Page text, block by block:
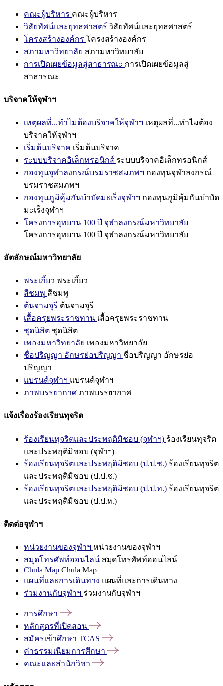
คณะผู้บริหาร คณะผู้บริหาร
วิสัยทัศน์และยุทธศาสตร์ วิสัยทัศน์และยุทธศาสตร์
โครงสร้างองค์กร โครงสร้างองค์กร
สภามหาวิทยาลัย สภามหาวิทยาลัย
การเปิดเผยข้อมูลสู่สาธารณะ การเปิดเผยข้อมูลสู่
สาธารณะ
บริจาคให้จุฬาฯ
เหตุผลที่...ทำไมต้องบริจาคให้จุฬาฯ เหตุผลที่...ทำไมต้อง
บริจาคให้จุฬาฯ
เริ่มต้นบริจาค เริ่มต้นบริจาค
ระบบบริจาคอิเล็กทรอนิกส์ ระบบบริจาคอิเล็กทรอนิกส์
กองทุนจุฬาลงกรณ์บรมราชสมภพฯ กองทุนจุฬาลงกรณ์
บรมราชสมภพฯ
กองทุนภูมิคุ้มกันบำบัดมะเร็งจุฬาฯ กองทุนภูมิคุ้มกันบำบัด
มะเร็งจุฬาฯ
โครงการอุทยาน 100 ปี จุฬาลงกรณ์มหาวิทยาลัย
โครงการอุทยาน 100 ปี จุฬาลงกรณ์มหาวิทยาลัย
อัตลักษณ์มหาวิทยาลัย
พระเกี้ยว พระเกี้ยว
สีชมพู สีชมพู
ต้นจามจุรี ต้นจามจุรี
เสื้อครุยพระราชทาน เสื้อครุยพระราชทาน
ชุดนิสิต ชุดนิสิต
เพลงมหาวิทยาลัย เพลงมหาวิทยาลัย
ชื่อปริญญา อักษรย่อปริญญา ชื่อปริญญา อักษรย่อ
ปริญญา
แบรนด์จุฬาฯ แบรนด์จุฬาฯ
ภาพบรรยากาศ ภาพบรรยากาศ
แจ้งเรื่องร้องเรียนทุจริต
ร้องเรียนทุจริตและประพฤติมิชอบ (จุฬาฯ) ร้องเรียนทุจริต
และประพฤติมิชอบ (จุฬาฯ)
ร้องเรียนทุจริตและประพฤติมิชอบ (ป.ป.ช.) ร้องเรียนทุจริต
และประพฤติมิชอบ (ป.ป.ช.)
ร้องเรียนทุจริตและประพฤติมิชอบ (ป.ป.ท.) ร้องเรียนทุจริต
และประพฤติมิชอบ (ป.ป.ท.)
ติดต่อจุฬาฯ
หน่วยงานของจุฬาฯ หน่วยงานของจุฬาฯ
สมุดโทรศัพท์ออนไลน์ สมุดโทรศัพท์ออนไลน์
Chula Map Chula Map
แผนที่และการเดินทาง แผนที่และการเดินทาง
ร่วมงานกับจุฬาฯ ร่วมงานกับจุฬาฯ
การศึกษา
หลักสูตรที่เปิดสอน
สมัครเข้าศึกษา TCAS
ค่าธรรมเนียมการศึกษา
คณะและสำนักวิชา